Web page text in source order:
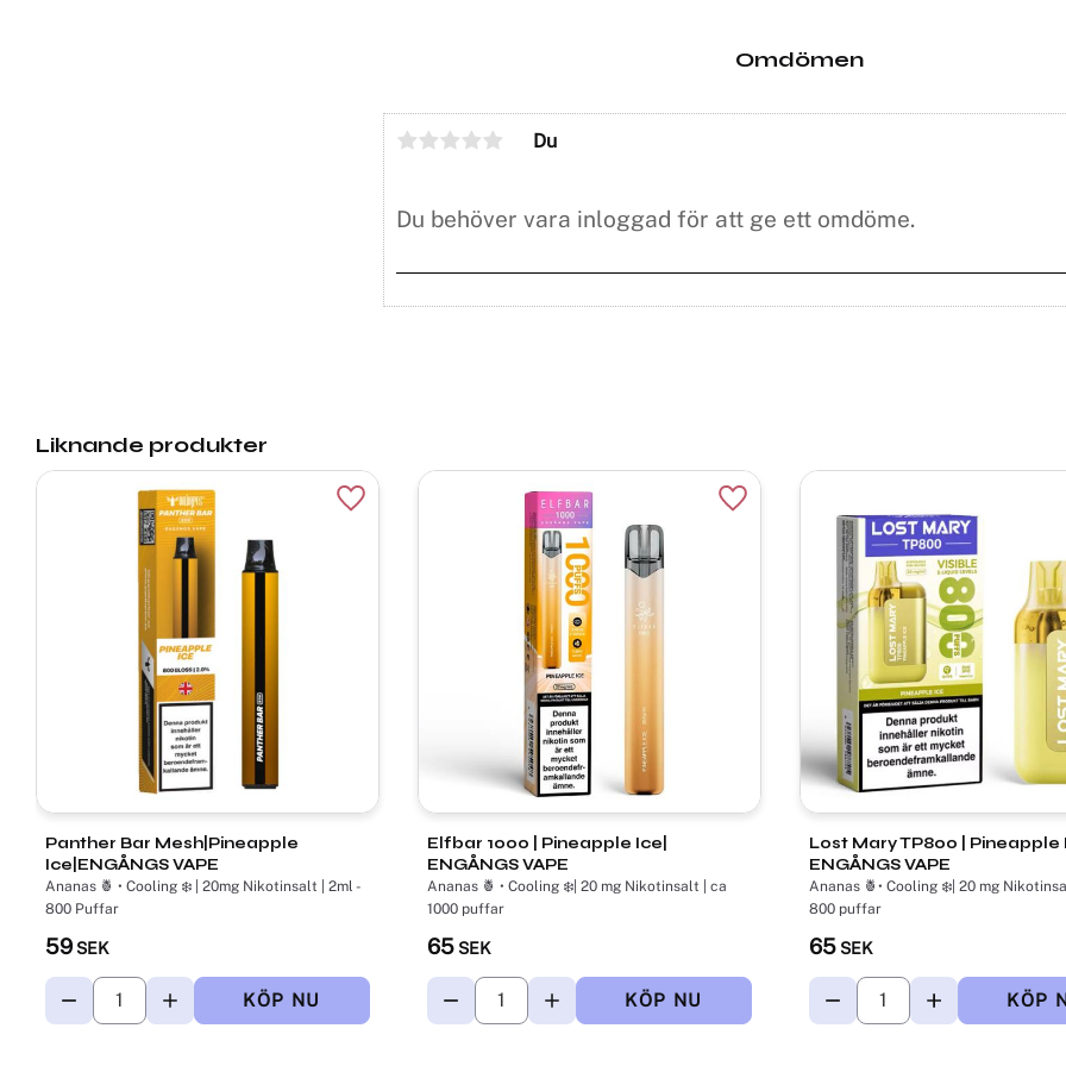
Omdömen
Du
Liknande produkter
Panther Bar Mesh​|Pineapple
Ice|ENGÅNGS VAPE
Ananas 🍍 • Cooling ❄️ | 20mg Nikotinsalt | 2ml -
800 Puffar
59 SEK
Lägg till i favoriter
Elfbar 1000 | Pineapple Ice|
ENGÅNGS VAPE
Ananas 🍍 • Cooling ❄️| 20 mg Nikotinsalt | ca
1000 puffar
65 SEK
Lägg till i favoriter
Lost Mary TP800 | Pineapple
ENGÅNGS VAPE
Ananas 🍍• Cooling ❄️| 20 mg
800 puffar
65 SEK